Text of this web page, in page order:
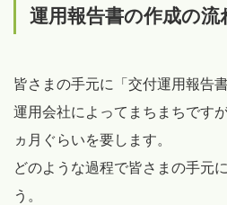
運用報告書の作成の流
皆さまの手元に「交付運用報告
運用会社によってまちまちです
ヵ月ぐらいを要します。
どのような過程で皆さまの手元
う。